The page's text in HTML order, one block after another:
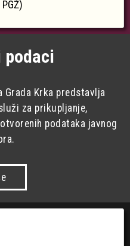
podaci
Krka predstavlja
za prikupljanje,
podataka javnog